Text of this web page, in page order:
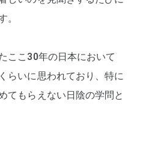
。
ここ30年の日本において
らいに思われており、特に
てもらえない日陰の学問と